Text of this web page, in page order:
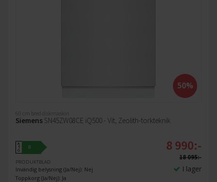
50%
60 cm bred diskmaskin
Siemens SN45ZW08CE iQ500 - Vit, Zeolith-torkteknik
A
↑
G
B
PRODUKTBLAD
Invändig belysning (Ja/Nej): Nej
Toppkorg (Ja/Nej): Ja
8 990:-
18 095:-
I lager